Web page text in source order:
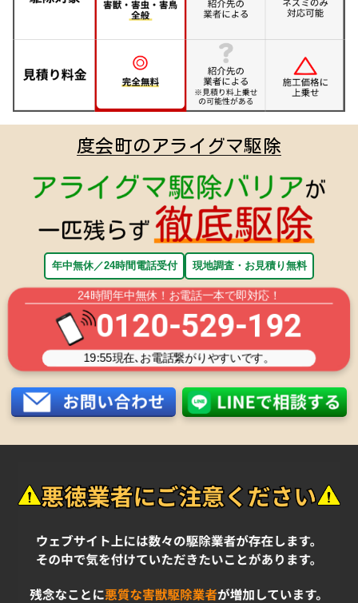
度会町のアライグマ駆除
年中無休／24時間電話受付 現地調査・お見積り無料
24時間年中無休！お電話一本で即対応！
0120-529-192
19:55現在､お電話繋がりやすいです。